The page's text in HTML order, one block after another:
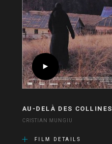
AU-DELÀ DES COLLINES
CRISTIAN MUNGIU
FILM DETAILS